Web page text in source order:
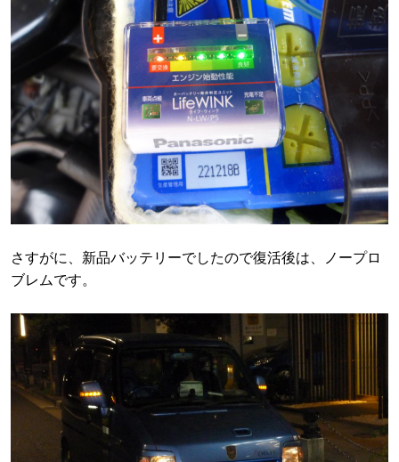
さすがに、新品バッテリーでしたので復活後は、ノープロ
ブレムです。